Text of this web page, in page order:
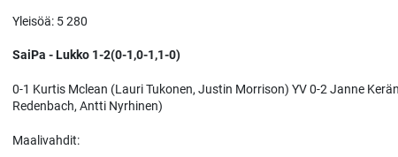
Yleisöä: 5 280
SaiPa - Lukko 1-2(0-1,0-1,1-0)
0-1 Kurtis Mclean (Lauri Tukonen, Justin Morrison) YV 0-2 Janne
Redenbach, Antti Nyrhinen)
Maalivahdit: